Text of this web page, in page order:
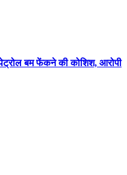
पेट्रोल बम फेंकने की कोशिश, आरोपी